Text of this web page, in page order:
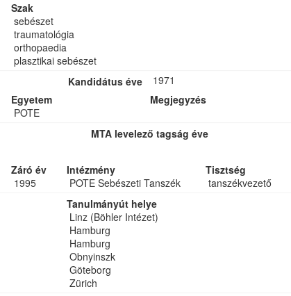
Szak
sebészet
traumatológia
orthopaedia
plasztikai sebészet
Kandidátus éve 1971
Egyetem
Megjegyzés
POTE
MTA levelező tagság éve
Záró év Intézmény
Tisztség
1995 POTE Sebészeti Tanszék
tanszékvezető
Tanulmányút helye
Linz (Böhler Intézet)
Hamburg
Hamburg
Obnyinszk
Göteborg
Zürich